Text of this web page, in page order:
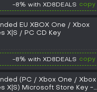
-8% with XD8DEALS copy
EU XBOX One / Xbox
X|S / PC CD Key
-8% with XD8DEALS copy
(PC / Xbox One / Xbox
X|S) Microsoft Store Key -